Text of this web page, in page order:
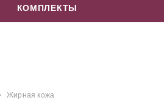
КОМПЛЕКТЫ
Жирная кожа